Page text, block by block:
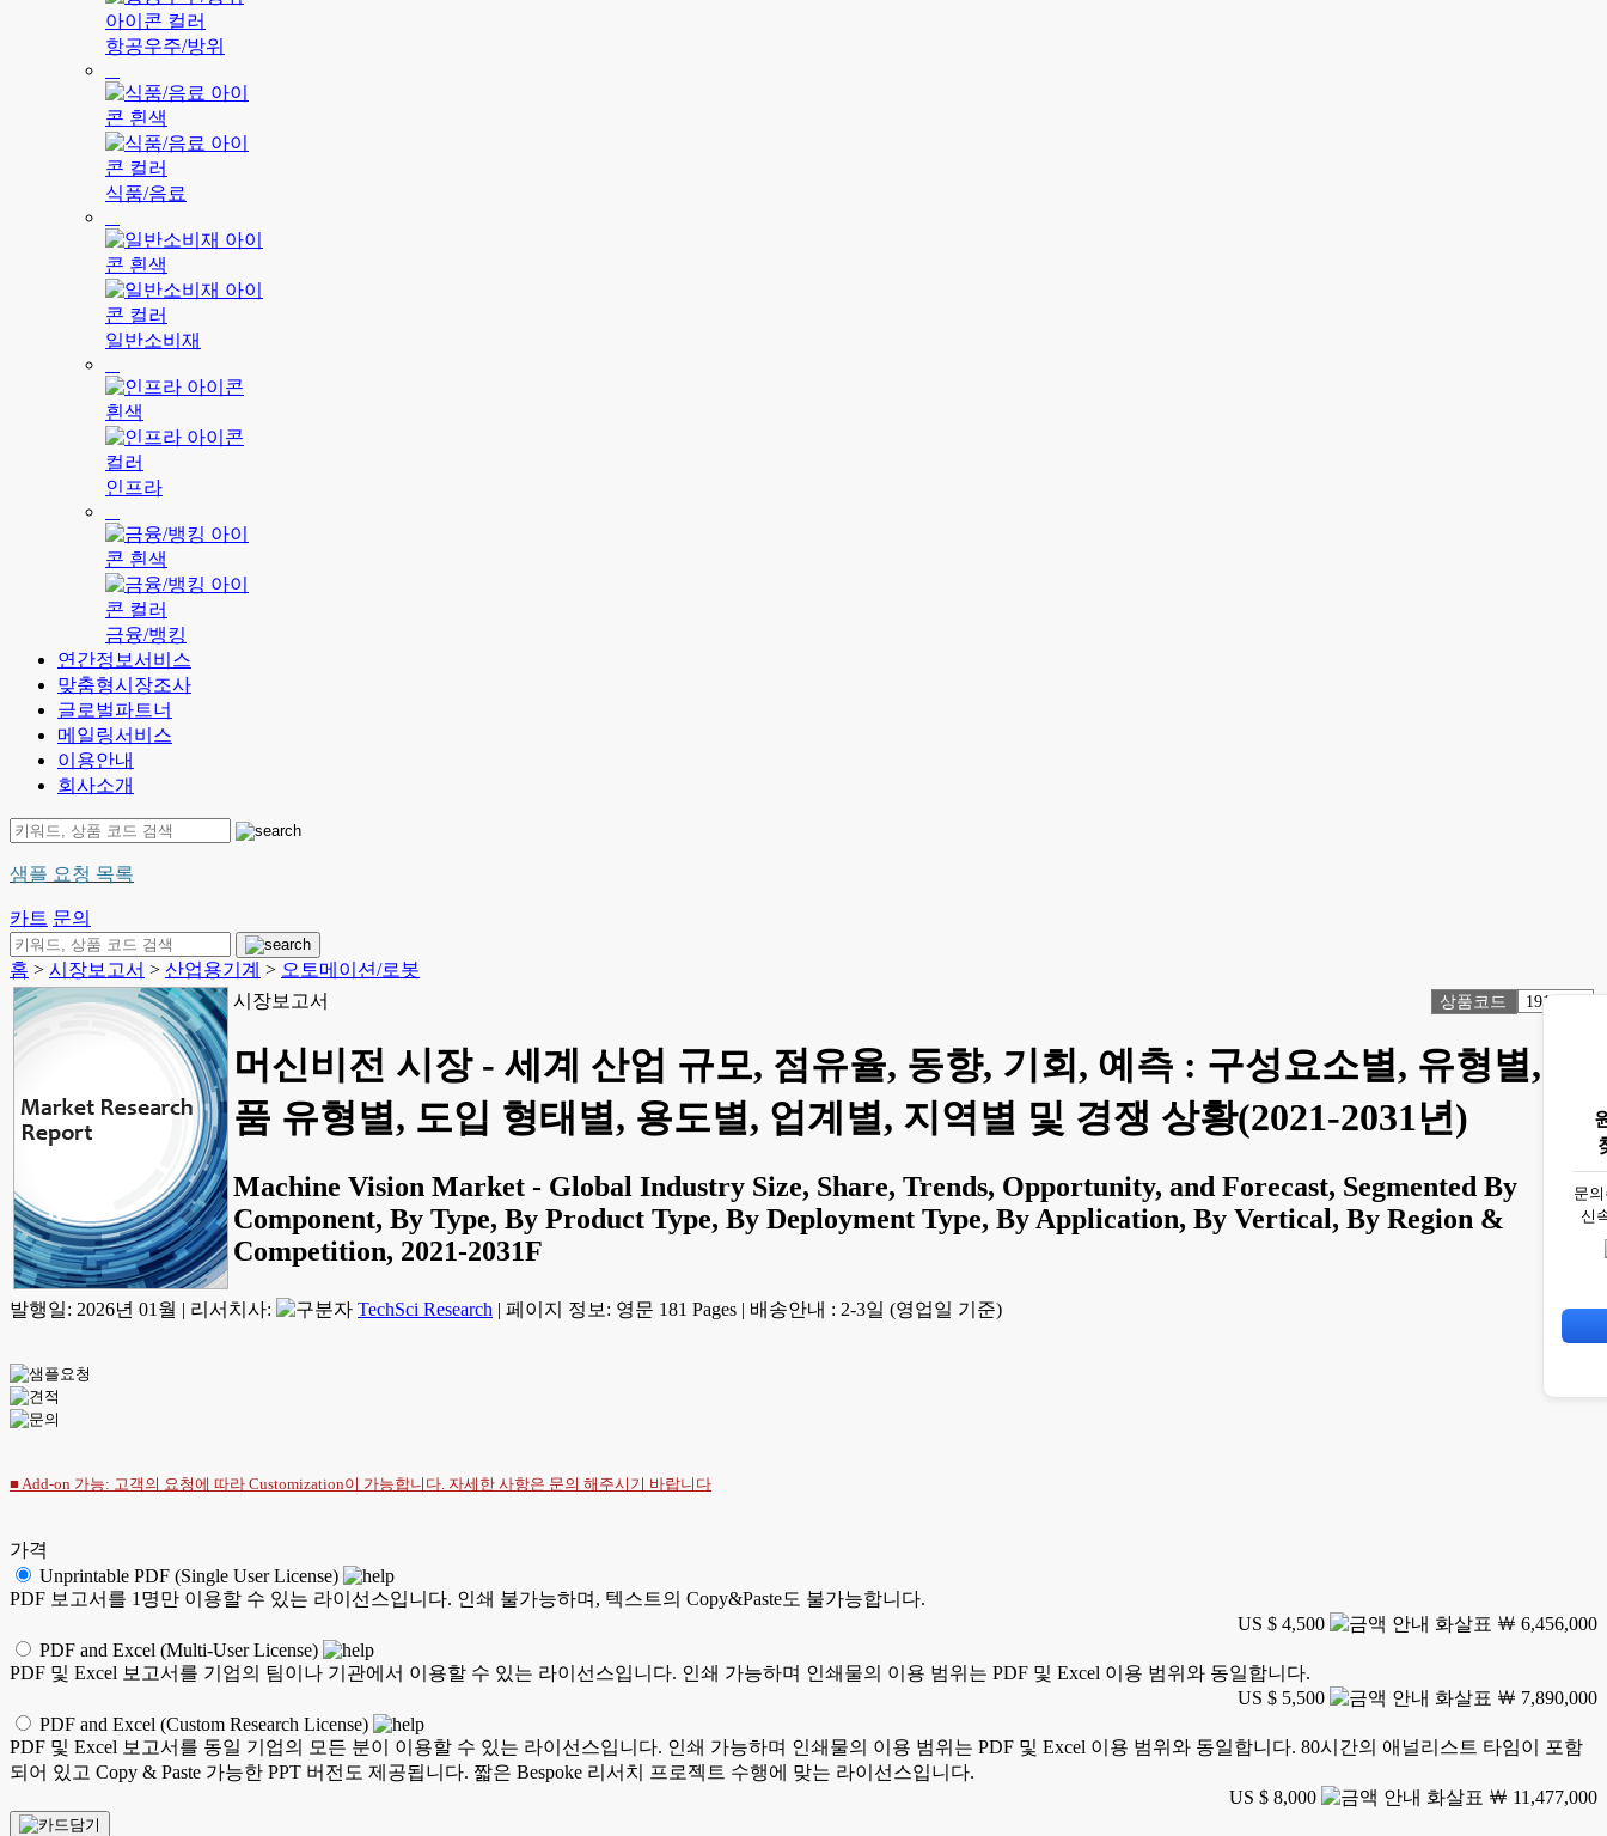
항공우주/방위
식품/음료
일반소비재
인프라
금융/뱅킹
연간정보서비스
맞춤형시장조사
글로벌파트너
메일링서비스
이용안내
회사소개
샘플 요청 목록
카트 문의
홈 > 시장보고서 > 산업용기계 > 오토메이션/로봇
시장보고서
상품코드 1914604
머신비전 시장 - 세계 산업 규모, 점유율, 동향, 기회, 예측 : 구성요소별, 유형별, 제
품 유형별, 도입 형태별, 용도별, 업계별, 지역별 및 경쟁 상황(2021-2031년)
Machine Vision Market - Global Industry Size, Share, Trends, Opportunity, and Forecast, Segmented By
Component, By Type, By Product Type, By Deployment Type, By Application, By Vertical, By Region &
Competition, 2021-2031F
발행일: 2026년 01월 | 리서치사: TechSci Research | 페이지 정보: 영문 181 Pages | 배송안내 : 2-3일 (영업일 기준)
■ Add-on 가능: 고객의 요청에 따라 Customization이 가능합니다. 자세한 사항은 문의 해주시기 바랍니다
가격
Unprintable PDF (Single User License)
PDF 보고서를 1명만 이용할 수 있는 라이선스입니다. 인쇄 불가능하며, 텍스트의 Copy&Paste도 불가능합니다.
US $ 4,500
￦ 6,456,000
PDF and Excel (Multi-User License)
PDF 및 Excel 보고서를 기업의 팀이나 기관에서 이용할 수 있는 라이선스입니다. 인쇄 가능하며 인쇄물의 이용 범위는 PDF 및 Excel 이용 범위와 동일합니다.
US $ 5,500
￦ 7,890,000
PDF and Excel (Custom Research License)
PDF 및 Excel 보고서를 동일 기업의 모든 분이 이용할 수 있는 라이선스입니다. 인쇄 가능하며 인쇄물의 이용 범위는 PDF 및 Excel 이용 범위와 동일합니다. 80시간의 애널리스트 타임이 포함
되어 있고 Copy & Paste 가능한 PPT 버전도 제공됩니다. 짧은 Bespoke 리서치 프로젝트 수행에 맞는 라이선스입니다.
US $ 8,000
￦ 11,477,000
문
신